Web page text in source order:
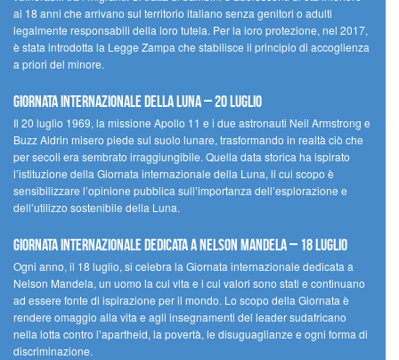
ai 18 anni che arrivano sul territorio italiano senza genitori o adulti
legalmente responsabili della loro tutela. Per la loro protezione, nel 2017,
è stata introdotta la Legge Zampa che stabilisce il principio di accoglienza
a priori del minore.
Giornata Internazionale della Luna – 20 luglio
Il 20 luglio 1969, la missione Apollo 11 e i due astronauti Neil Armstrong e
Buzz Aldrin misero piede sul suolo lunare, trasformando in realtà ciò che
per secoli era sembrato irraggiungibile. Quella data storica ha ispirato
l’istituzione della Giornata internazionale della Luna, il cui scopo è
sensibilizzare l’opinione pubblica sull’importanza dell’esplorazione e
dell’utilizzo sostenibile della Luna.
Giornata internazionale dedicata a Nelson Mandela – 18 luglio
Ogni anno, il 18 luglio, si celebra la Giornata internazionale dedicata a
Nelson Mandela, un uomo la cui vita e i cui valori sono stati e continuano
ad essere fonte di ispirazione per il mondo. Lo scopo della Giornata è
rendere omaggio alla vita e agli insegnamenti del leader sudafricano
nella lotta contro l’apartheid, la povertà, le disuguaglianze e ogni forma di
discriminazione.